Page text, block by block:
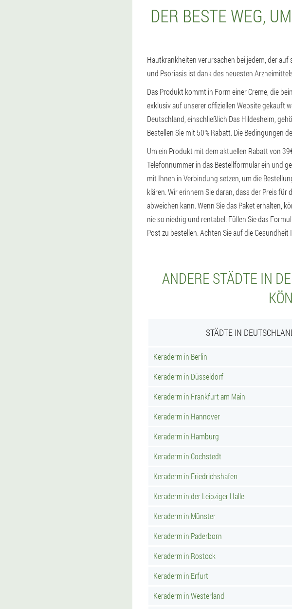
DER BESTE WEG,
Hautkrankheiten verursachen bei jedem, der
und Psoriasis ist dank des neuesten
Das Produkt kommt in Form einer Creme, die
exklusiv auf unserer offiziellen Website gekauft
Deutschland, einschließlich Das Hildesheim,
Bestellen Sie mit 50% Rabatt. Die Bedingungen
Um ein Produkt mit dem aktuellen Rabatt von
Telefonnummer in das Bestellformular ein und
mit Ihnen in Verbindung setzen, um die
klären. Wir erinnern Sie daran, dass der Preis
abweichen kann. Wenn Sie das Paket erhalten,
nie so niedrig und rentabel. Füllen Sie das
Post zu bestellen. Achten Sie auf die Gesundheit
ANDERE STÄDTE IN
STÄDTE IN
Keraderm in Berlin
Keraderm in Düsseldorf
Keraderm in Frankfurt am Main
Keraderm in Hannover
Keraderm in Hamburg
Keraderm in Cochstedt
Keraderm in Friedrichshafen
Keraderm in der Leipziger Halle
Keraderm in Münster
Keraderm in Paderborn
Keraderm in Rostock
Keraderm in Erfurt
Keraderm in Westerland